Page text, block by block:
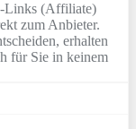
Links (Affiliate)
zum Anbieter.
erhalten
für Sie in keinem